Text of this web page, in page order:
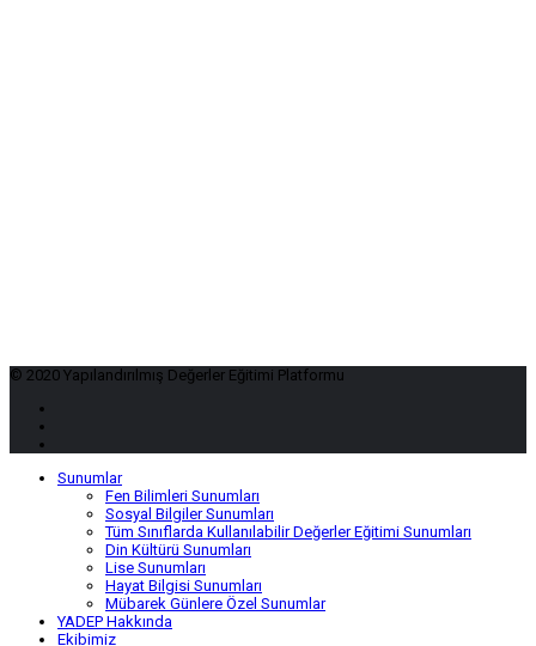
© 2020 Yapılandırılmış Değerler Eğitimi Platformu
Sunumlar
Fen Bilimleri Sunumları
Sosyal Bilgiler Sunumları
Tüm Sınıflarda Kullanılabilir Değerler Eğitimi Sunumları
Din Kültürü Sunumları
Lise Sunumları
Hayat Bilgisi Sunumları
Mübarek Günlere Özel Sunumlar
YADEP Hakkında
Ekibimiz